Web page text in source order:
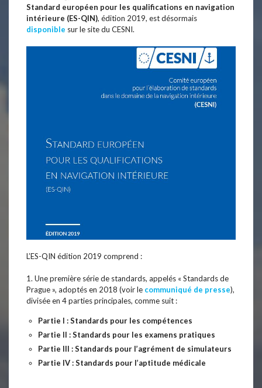
Standard européen pour les qualifications en navigation
intérieure (ES-QIN), édition 2019, est désormais
disponible sur le site du CESNI.
L’ES-QIN édition 2019 comprend :
1. Une première série de standards, appelés « Standards de
Prague », adoptés en 2018 (voir le communiqué de presse),
divisée en 4 parties principales, comme suit :
Partie I : Standards pour les compétences
Partie II : Standards pour les examens pratiques
Partie III : Standards pour l’agrément de simulateurs
Partie IV : Standards pour l’aptitude médicale